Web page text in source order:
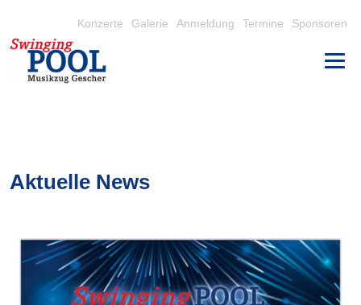
Konzerte Galerie Anmeldung Termine Sponsoren
Aktuelle News